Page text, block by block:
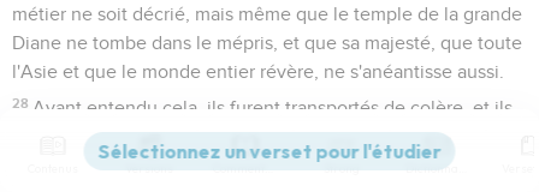
métier ne soit décrié, mais même que le temple de la grande
Diane ne tombe dans le mépris, et que sa majesté, que toute
l'Asie et que le monde entier révère, ne s'anéantisse aussi.
28 Ayant entendu cela, ils furent transportés de colère, et ils
s'écrièrent : Grande est la Diane des Éphésiens !
Et toute la ville fut remplie de confusion ; et ils coururent
Versions Commentaires Strong